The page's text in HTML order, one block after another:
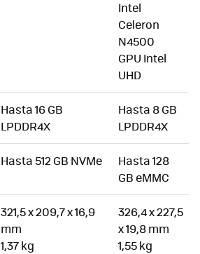
Intel
Celeron
N4500
GPU Intel
UHD
Hasta 16 GB
LPDDR4X
Hasta 8 GB
LPDDR4X
Hasta 512 GB NVMe
Hasta 128
GB eMMC
321,5 x 209,7 x 16,9
mm
1,37 kg
326,4 x 227,5
x 19,8 mm
1,55 kg